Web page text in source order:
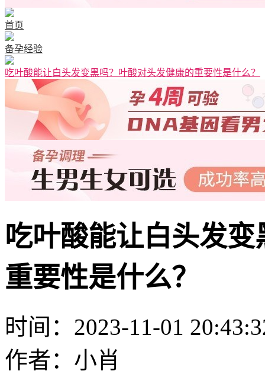
首页
备孕经验
吃叶酸能让白头发变黑吗？叶酸对头发健康的重要性是什么？
吃叶酸能让白头发
重要性是什么？
时间：2023-11-01
作者：小肖